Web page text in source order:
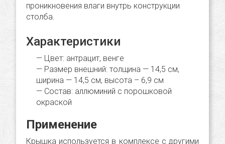
проникновения влаги внутрь конструкции
столба.
Характеристики
Цвет: антрацит, венге
Размер внешний: толщина — 14,5 cм,
ширина — 14,5 cм, высота – 6,9 см
Состав: аллюминий с порошковой
окраской
Применение
Крышка используется в комплексе с другими